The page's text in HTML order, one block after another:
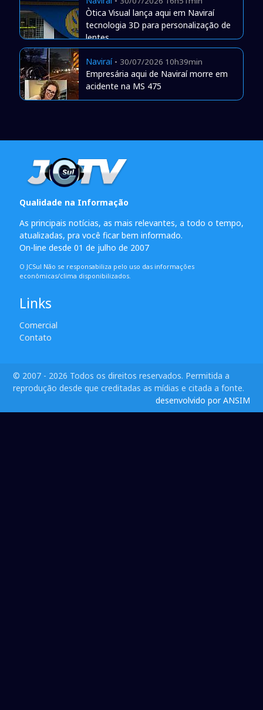
Òtica Visual lança aqui em Naviraí
tecnologia 3D para personalização de
lentes
Naviraí- 30/07/2026 10h39min
Empresária aqui de Naviraí morre em
acidente na MS 475
Qualidade na Informação
As principais notícias, as mais relevantes, a todo o tempo,
atualizadas, pra você ficar bem informado.
On-line desde 01 de julho de 2007
O JCSul Não se responsabiliza pelo uso das informações
econômicas/clima disponibilizados.
Links
Comercial
Contato
© 2007 - 2026 Todos os direitos reservados. Permitida a
reprodução desde que creditadas as mídias e citada a fonte.
desenvolvido por ANSIM